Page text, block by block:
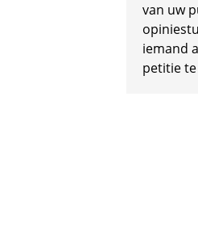
van uw
iemand
petitie